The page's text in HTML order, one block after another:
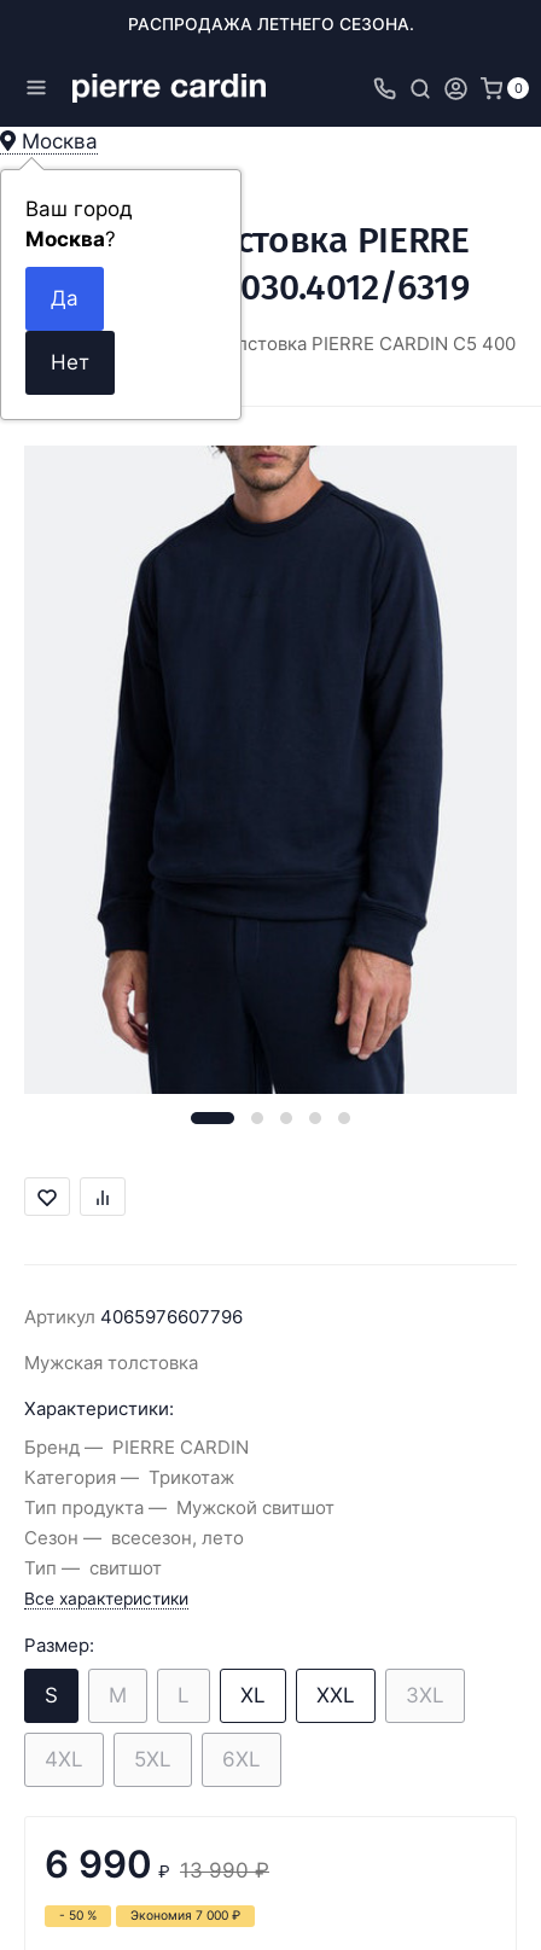
РАСПРОДАЖА ЛЕТНЕГО СЕЗОНА.
0
Москва
Ваш город
Москва?
Мужская толстовка PIERRE
CARDIN C5 40030.4012/6319
Мужская толстовка PIERRE CARDIN C5
Артикул 4065976607796
Мужская толстовка
Характеристики:
Бренд
PIERRE CARDIN
Категория
Трикотаж
Тип продукта
Мужской свитшот
Сезон
всесезон, лето
Тип
свитшот
Все характеристики
Размер:
S M L XL XXL 3XL
4XL 5XL 6XL
6 990 ₽ 13 990 ₽
- 50 % Экономия 7 000 ₽